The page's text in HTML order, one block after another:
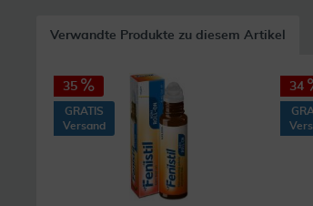
Verwandte Produkte zu diesem Artikel
35
GRATIS
Versand
34